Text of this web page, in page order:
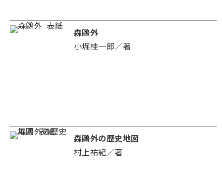
森鷗外
小堀桂一郎／著
森鷗外の歴史地図
村上祐紀／著